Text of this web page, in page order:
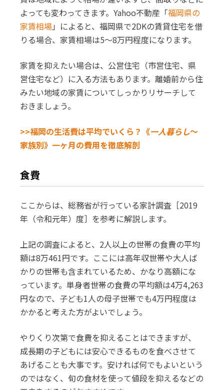
よっても変わってきます。Yahoo不動産「福岡県の
家賃相場 」によると、福岡県で2DKの賃貸住宅を借
りる場合、家賃相場は5～8万円程度になります。
家賃を抑えたい場合は、公営住宅（市営住宅、県
営住宅など）に入る方法もあります。離婚前から住
みたい地域の家賃についてしっかりリサーチして
おきましょう。
>>福岡の生活費は平均でいくら？《一人暮らし〜
家族別》一ヶ月の費用を徹底解剖
食費
ここからは、総務省が行っている家計調査［2019
年（令和元年）度］を参考に解説します。
上記の調査によると、2人以上の世帯の食費の平均
額は8万461円です。ここには高年収世帯や大人ば
かりの世帯も含まれているため、かなり高額にな
っています。単身者世帯の食費の平均額は4万4,263
円なので、子ども1人の母子世帯でも4万円程度は
かかると考えた方がよいでしょう。
やりくり次第で食費を抑えることはできますが、
成長期の子どもには安心できるものを食べさせて
あげることも大事です。安ければ何でもよいという
のではなく、旬の食材を使って値段を抑えるなどの